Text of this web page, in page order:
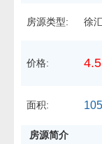
房源类型: 徐
价格: 4.5
面积:
房源简介